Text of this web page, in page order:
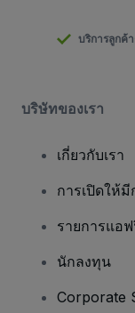
บริการลูกค้
บริษัทของเรา
เกี่ยวกับเรา
การเปิดให้
รายการแอ
นักลงทุน
Corporate